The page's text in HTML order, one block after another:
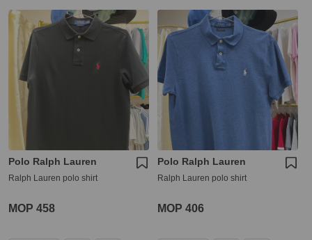
Polo Ralph Lauren
Ralph Lauren polo shirt
MOP 458
Polo Ralph Lauren
Ralph Lauren polo shirt
MOP 406